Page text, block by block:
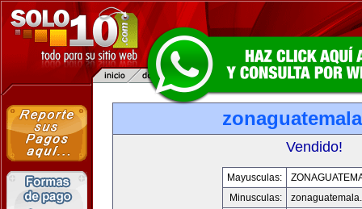
Vendido!
Mayusculas:
Minusculas: